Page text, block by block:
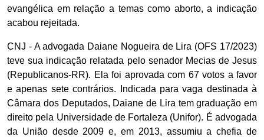
evangélica em relação a temas como aborto, a indicação
acabou rejeitada.
CNJ - A advogada Daiane Nogueira de Lira (OFS 17/2023)
teve sua indicação relatada pelo senador Mecias de Jesus
(Republicanos-RR). Ela foi aprovada com 67 votos a favor
e apenas sete contrários. Indicada para vaga destinada à
Câmara dos Deputados, Daiane de Lira tem graduação em
direito pela Universidade de Fortaleza (Unifor). É advogada
da União desde 2009 e, em 2013, assumiu a chefia de